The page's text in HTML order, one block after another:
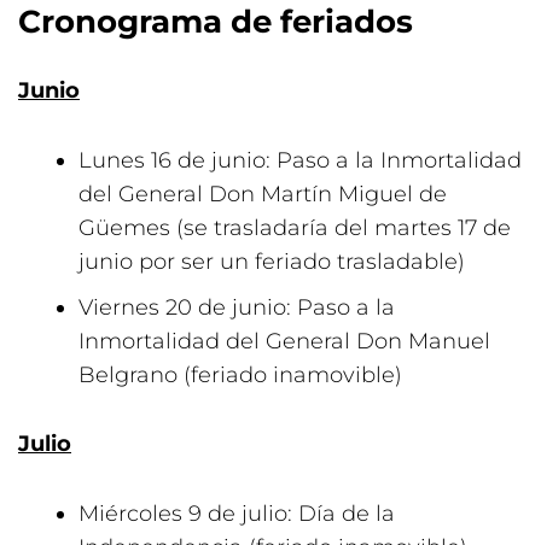
Cronograma de feriados
Junio
Lunes 16 de junio: Paso a la Inmortalidad
del General Don Martín Miguel de
Güemes (se trasladaría del martes 17 de
junio por ser un feriado trasladable)
Viernes 20 de junio: Paso a la
Inmortalidad del General Don Manuel
Belgrano (feriado inamovible)
Julio
Miércoles 9 de julio: Día de la